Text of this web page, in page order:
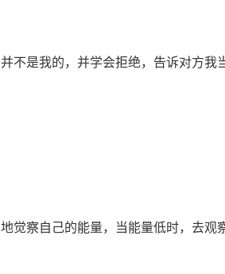
不是我的，并学会拒绝，告诉对方我
觉察自己的能量，当能量低时，去